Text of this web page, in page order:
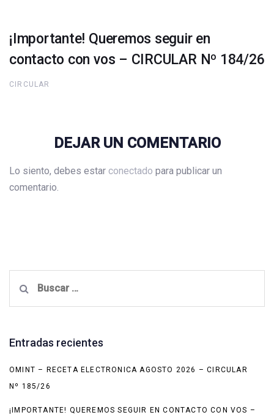
¡Importante! Queremos seguir en
contacto con vos – CIRCULAR Nº 184/26
CIRCULAR
DEJAR UN COMENTARIO
Lo siento, debes estar conectado para publicar un
comentario.
Entradas recientes
OMINT – RECETA ELECTRONICA AGOSTO 2026 – CIRCULAR
Nº 185/26
¡IMPORTANTE! QUEREMOS SEGUIR EN CONTACTO CON VOS –